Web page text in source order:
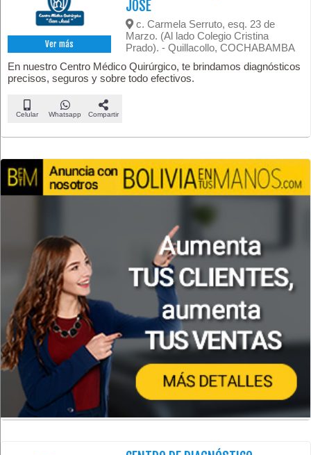
Ver más
JOSÉ
c. Carmela Serruto, esq. 23 de
Marzo. (Al lado Colegio Cristina
Prado). - Quillacollo, COCHABAMBA
En nuestro Centro Médico Quirúrgico, te brindamos diagnósticos
precisos, seguros y sobre todo efectivos.
Celular Whatsapp Compartir